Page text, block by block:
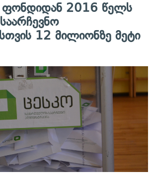
ფონდიდან 2016 წელს
12 მილიონზე მეტი